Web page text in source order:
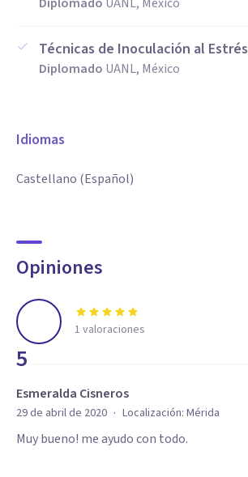
Técnicas de Inoculación al Estrés
Diplomado UANL, México
Idiomas
Castellano (Español)
Opiniones
5
1 valoraciones
Esmeralda Cisneros
29 de abril de 2020 · Localización: Mérida
Muy bueno! me ayudo con todo.